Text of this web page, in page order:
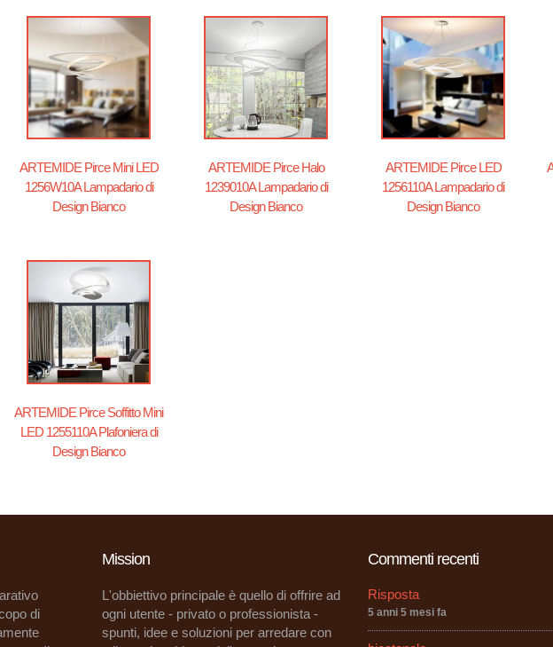
ARTEMIDE Pirce Mini LED
1256W10A Lampadario di
Design Bianco
ARTEMIDE Pirce Halo
1239010A Lampadario di
Design Bianco
ARTEMIDE Pirce LED
1256110A Lampadario di
Design Bianco
ARTEMIDE Pirce Soffitto Mini
LED 1255110A Plafoniera di
Design Bianco
di
Mission
L'obbiettivo principale è quello di offrire ad
ogni utente - privato o professionista -
spunti, idee e soluzioni per arredare con
Commenti recenti
Risposta
5 anni 5 mesi fa